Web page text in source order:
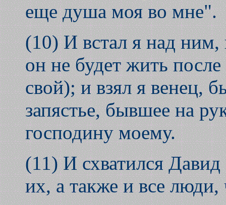
еще душа моя во мне".
(10) И встал я над ним,
он не будет жить
свой); и взял я венец,
запястье, бывшее на
господину моему.
(11) И схватился
их, а также и все